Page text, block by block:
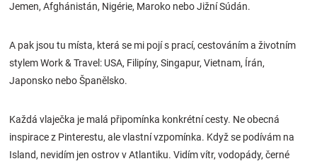
Jemen, Afghánistán, Nigérie, Maroko nebo Jižní Súdán.
A pak jsou tu místa, která se mi pojí s prací, cestováním a životním
stylem Work & Travel: USA, Filipíny, Singapur, Vietnam, Írán,
Japonsko nebo Španělsko.
Každá vlaječka je malá připomínka konkrétní cesty. Ne obecná
inspirace z Pinterestu, ale vlastní vzpomínka. Když se podívám na
Island, nevidím jen ostrov v Atlantiku. Vidím vítr, vodopády, černé